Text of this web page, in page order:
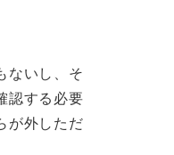
ないし、そ
認する必要
が外しただ